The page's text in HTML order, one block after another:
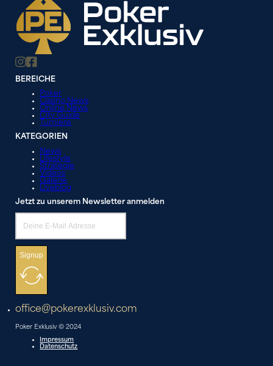
BEREICHE
Poker
Casino News
Online News
City Guide
Turniere
KATEGORIEN
News
Lifestyle
Strategie
Videos
Galerie
Liveblog
Jetzt zu unserem Newsletter anmelden
Signup
office@pokerexklusiv.com
Poker Exklusiv © 2024
Impressum
Datenschutz